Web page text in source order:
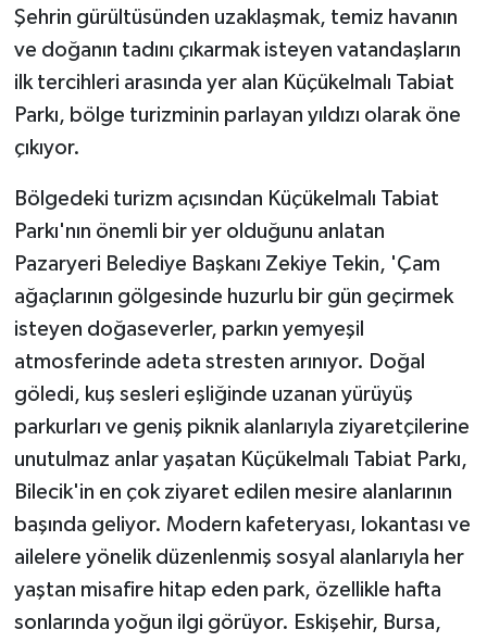
Şehrin gürültüsünden uzaklaşmak, temiz havanın
ve doğanın tadını çıkarmak isteyen vatandaşların
ilk tercihleri arasında yer alan Küçükelmalı Tabiat
Parkı, bölge turizminin parlayan yıldızı olarak öne
çıkıyor.
Bölgedeki turizm açısından Küçükelmalı Tabiat
Parkı'nın önemli bir yer olduğunu anlatan
Pazaryeri Belediye Başkanı Zekiye Tekin, 'Çam
ağaçlarının gölgesinde huzurlu bir gün geçirmek
isteyen doğaseverler, parkın yemyeşil
atmosferinde adeta stresten arınıyor. Doğal
göledi, kuş sesleri eşliğinde uzanan yürüyüş
parkurları ve geniş piknik alanlarıyla ziyaretçilerine
unutulmaz anlar yaşatan Küçükelmalı Tabiat Parkı,
Bilecik'in en çok ziyaret edilen mesire alanlarının
başında geliyor. Modern kafeteryası, lokantası ve
ailelere yönelik düzenlenmiş sosyal alanlarıyla her
yaştan misafire hitap eden park, özellikle hafta
sonlarında yoğun ilgi görüyor. Eskişehir, Bursa,
İş Dünyası
Jandarma
Kadın
KÜLTÜR SANAT
MAGAZİN
Otomobil
POLİTİKA
Sağlık
SPOR HABERLERİ
TEKNOLOJİ